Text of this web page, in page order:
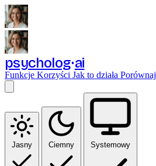
psycholog ai
Funkcje Korzyści Jak to działa Porównaj
Jasny Ciemny Systemowy